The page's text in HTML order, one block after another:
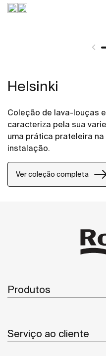
Helsinki
Coleção de lava-louças
caracteriza pela sua
uma prática prateleira
instalação.
Ver coleção completa
Produtos
Serviço ao cliente